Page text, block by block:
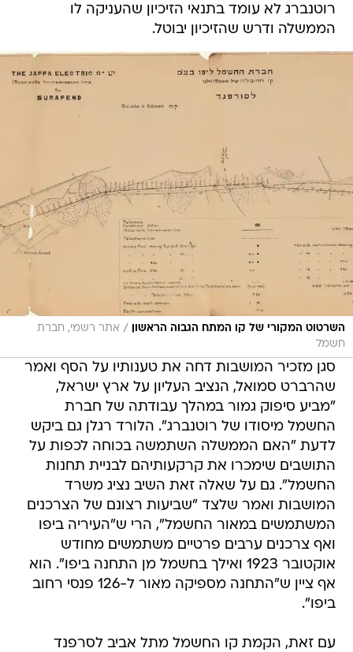
רוטנברג לא עומד בתנאי הזיכיון שהעניקה לו
הממשלה ודרש שהזיכיון יבוטל.
השרטוט המקורי של קו המתח הגבוה הראשון / אתר רשמי, חברת
חשמל
סגן מזכיר המושבות דחה את טענותיו על הסף ואמר
שהרברט סמואל, הנציב העליון על ארץ ישראל,
"מביע סיפוק גמור במהלך עבודתה של חברת
החשמל מיסודו של רוטנברג". הלורד רגלן גם ביקש
לדעת "האם הממשלה השתמשה בכוחה לכפות על
התושבים שימכרו את קרקעותיהם לבניית תחנות
החשמל". גם על שאלה זאת השיב נציג משרד
המושבות ואמר שלצד "שביעות רצונם של הצרכנים
המשתמשים במאור החשמל", הרי ש"העיריה ביפו
ואף צרכנים ערבים פרטיים משתמשים מחודש
אוקטובר 1923 ואילך בחשמל מן התחנה ביפו". הוא
אף ציין ש"התחנה מספיקה מאור ל-126 פנסי רחוב
ביפו".
עם זאת, הקמת קו החשמל מתל אביב לסרפנד